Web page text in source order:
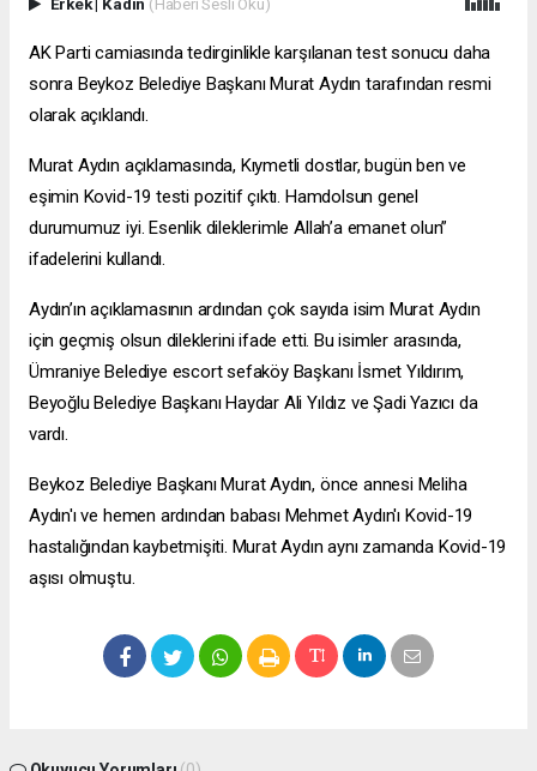
AK Parti camiasında tedirginlikle karşılanan test sonucu daha
sonra Beykoz Belediye Başkanı Murat Aydın tarafından resmi
olarak açıklandı.
Murat Aydın açıklamasında, Kıymetli dostlar, bugün ben ve
eşimin Kovid-19 testi pozitif çıktı. Hamdolsun genel
durumumuz iyi. Esenlik dileklerimle Allah’a emanet olun”
ifadelerini kullandı.
Aydın’ın açıklamasının ardından çok sayıda isim Murat Aydın
için geçmiş olsun dileklerini ifade etti. Bu isimler arasında,
Ümraniye Belediye escort sefaköyBaşkanı İsmet Yıldırım,
Beyoğlu Belediye Başkanı Haydar Ali Yıldız ve Şadi Yazıcı da
vardı.
Beykoz Belediye Başkanı Murat Aydın, önce annesi Meliha
Aydın'ı ve hemen ardından babası Mehmet Aydın'ı Kovid-19
hastalığından kaybetmişiti. Murat Aydın aynı zamanda Kovid-19
aşısı olmuştu.